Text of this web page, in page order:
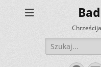
Szukaj: